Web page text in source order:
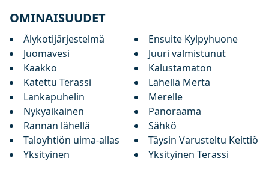
OMINAISUUDET
Älykotijärjestelmä
Ensuite Kylpyhuone
Juomavesi
Juuri valmistunut
Kaakko
Kalustamaton
Katettu Terassi
Lähellä Merta
Lankapuhelin
Merelle
Nykyaikainen
Panoraama
Rannan lähellä
Sähkö
Taloyhtiön uima-allas
Täysin Varusteltu Keittiö
Yksityinen
Yksityinen Terassi